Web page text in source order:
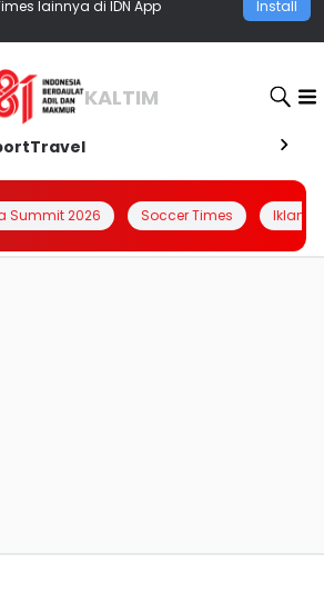
lainnya di IDN App Install
KALTIM
Travel
Summit 2026 Soccer Times Iklanin